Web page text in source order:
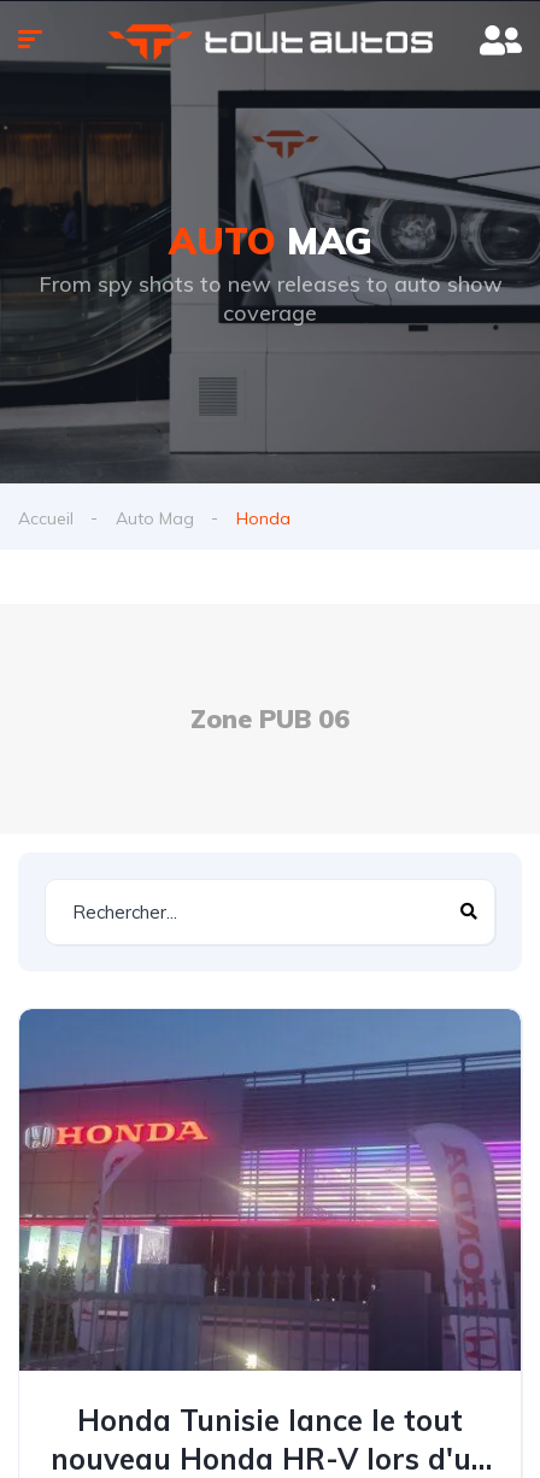
AUTO MAG
From spy shots to new releases to auto show
coverage
Accueil Auto Mag Honda
Zone PUB 06
Honda Tunisie lance le tout
nouveau Honda HR-V lors d'un